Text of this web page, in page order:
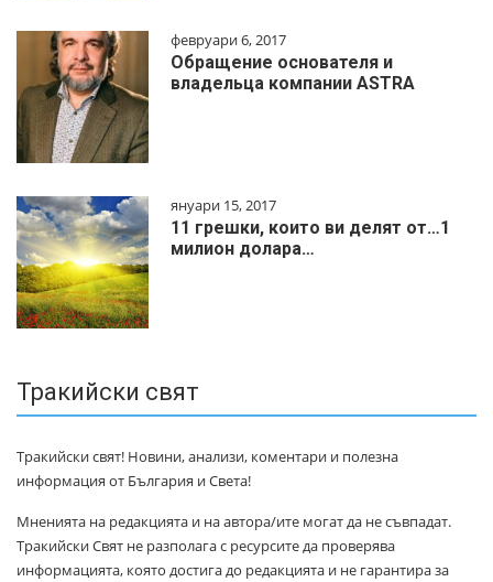
февруари 6, 2017
Обращение основателя и
владельца компании ASTRA
януари 15, 2017
11 грешки, които ви делят от…1
милиoн дoлapa…
Тракийски свят
Тракийски свят! Новини, анализи, коментари и полезна
информация от България и Света!
Мненията на редакцията и на автора/ите могат да не съвпадат.
Тракийски Свят не разполага с ресурсите да проверява
информацията, която достига до редакцията и не гарантира за